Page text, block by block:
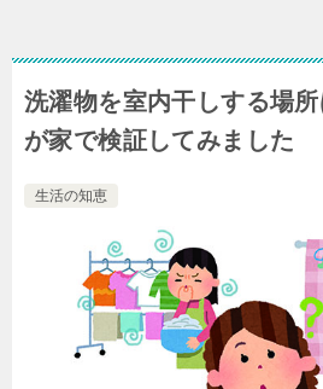
洗濯物を室内干しする場
が家で検証してみました
生活の知恵